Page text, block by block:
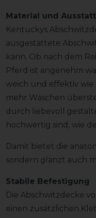
Material und
Kentuckys
ausgestattete
kann. Ob nach dem
Pferd ist angenehm
weich und effektiv wie
mehr Wäschen
durch liebevoll
hochwertig sind, wie
Damit bietet die
sondern glänzt auch
Stabile Befestigung
Die Abschwitzdecke
einen zusätzlichen